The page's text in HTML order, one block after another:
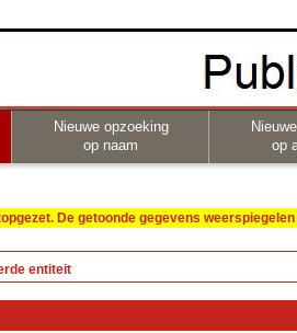
Nieuwe opzoeking
op naam
op
De getoonde gegevens
entiteit